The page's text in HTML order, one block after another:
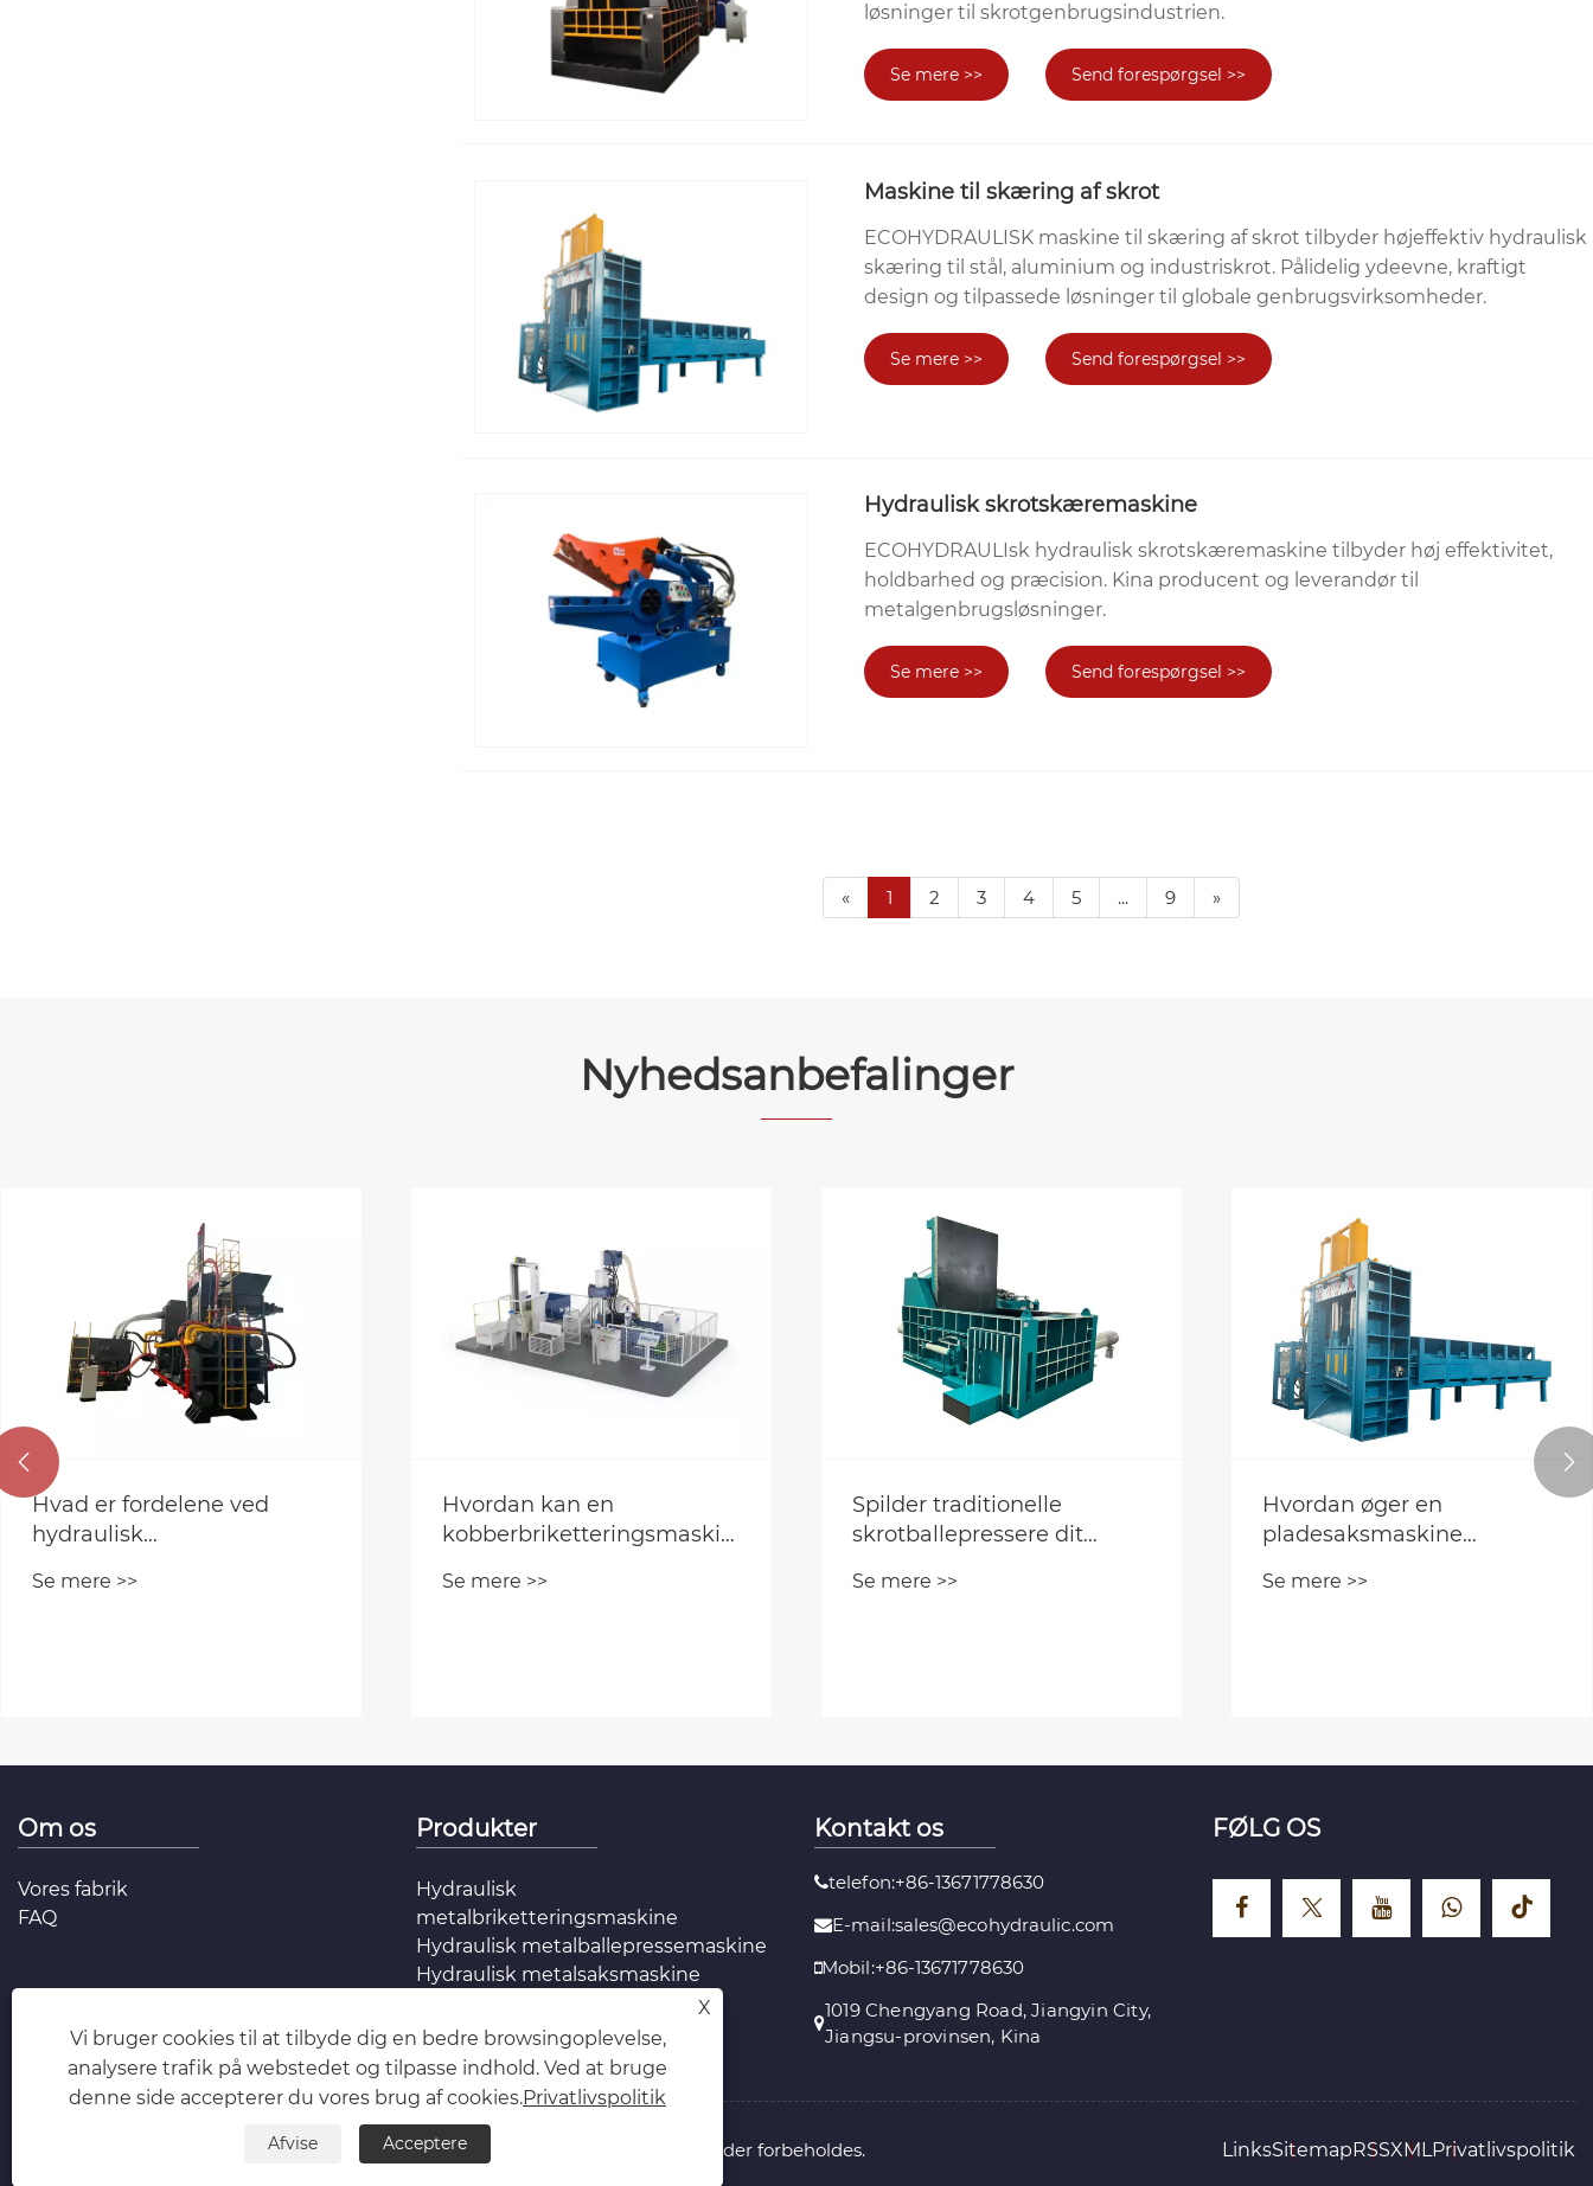
løsninger til skrotgenbrugsindustrien.
Se mere >> Send forespørgsel >>
Maskine til skæring af skrot
ECOHYDRAULISK maskine til skæring af skrot tilbyder højeffektiv hydraulisk
skæring til stål, aluminium og industriskrot. Pålidelig ydeevne, kraftigt
design og tilpassede løsninger til globale genbrugsvirksomheder.
Se mere >> Send forespørgsel >>
Hydraulisk skrotskæremaskine
ECOHYDRAULIsk hydraulisk skrotskæremaskine tilbyder høj effektivitet,
holdbarhed og præcision. Kina producent og leverandør til
metalgenbrugsløsninger.
Se mere >> Send forespørgsel >>
« 1 2 3 4 5 ... 9 »
Nyhedsanbefalinger
Hvordan kan en
kobberbriketteringsmaskine
metalgenbrugseffektiviteten?
Se mere >>
Spilder traditionelle
skrotballepressere dit
Se mere >>
Hvordan øger en
pladesaksmaskine
Se mere >>
Banebrydende løsninger:
 
Om os
Vores fabrik
FAQ
Produkter
Hydraulisk
metalbriketteringsmaskine
Hydraulisk metalballepressemaskine
Hydraulisk metalsaksmaskine
Kontakt os
telefon:+86-13671778630
E-mail:sales@ecohydraulic.com
Mobil:+86-13671778630
1019 Chengyang Road, Jiangyin City,
Jiangsu-provinsen, Kina
FØLG OS
Copyright © 2026 Jiangyin Metallurgy Hydraulic Machinery Factory Alle rettigheder forbeholdes. LinksSitemapRSSXML Privatlivspolitik
X
Vi bruger cookies til at tilbyde dig en bedre browsingoplevelse,
analysere trafik på webstedet og tilpasse indhold. Ved at bruge
denne side accepterer du vores brug af cookies.Privatlivspolitik
Afvise Acceptere